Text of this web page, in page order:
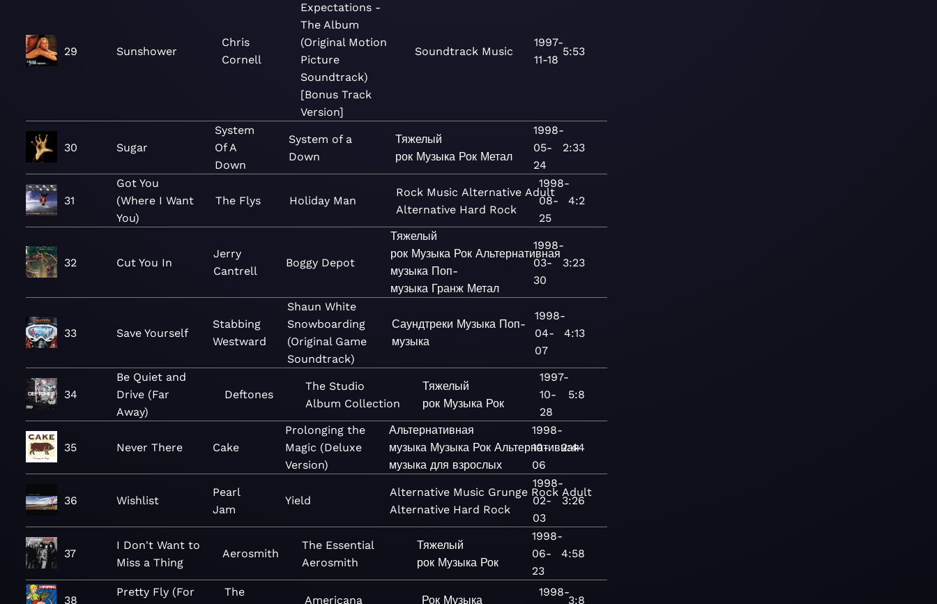
29 Sunshower
Chris
Cornell
Expectations -
The Album
(Original Motion
Picture
Soundtrack)
[Bonus Track
Version]
Soundtrack Music
1997-
11-18
5:53
30 Sugar
System
Of A
Down
System of a
Down
Тяжелый
рок Музыка Рок Метал
1998-
05-
24
2:33
31
Got You
(Where I Want
You)
The Flys Holiday Man
Rock Music Alternative Adult
Alternative Hard Rock
1998-
08-
25
4:2
32 Cut You In
Jerry
Cantrell
Boggy Depot
Тяжелый
рок Музыка Рок Альтернативная
музыка Поп-
музыка Гранж Метал
1998-
03-
30
3:23
33 Save Yourself
Stabbing
Westward
Shaun White
Snowboarding
(Original Game
Soundtrack)
Саундтреки Музыка Поп-
музыка
1998-
04-
07
4:13
34
Be Quiet and
Drive (Far
Away)
Deftones
The Studio
Album Collection
Тяжелый
рок Музыка Рок
1997-
10-
28
5:8
35 Never There Cake
Prolonging the
Magic (Deluxe
Version)
Альтернативная
музыка Музыка Рок Альтернативная
музыка для взрослых
1998-
10-
06
2:44
36 Wishlist
Pearl
Jam
Yield
Alternative Music Grunge Rock Adult
Alternative Hard Rock
1998-
02-
03
3:26
37
I Don't Want to
Miss a Thing
Aerosmith
The Essential
Aerosmith
Тяжелый
рок Музыка Рок
1998-
06-
23
4:58
38
Pretty Fly (For
The
Americana Рок Музыка
1998-
3:8